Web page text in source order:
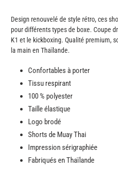
produit
à
votre
panier
Design renouvelé de style rétro, ces
pour différents types de boxe. Coupe
K1 et le kickboxing. Qualité premium,
la main en Thaïlande.
Confortables à porter
Tissu respirant
100 % polyester
Taille élastique
Logo brodé
Shorts de Muay Thai
Impression sérigraphiée
Fabriqués en Thaïlande